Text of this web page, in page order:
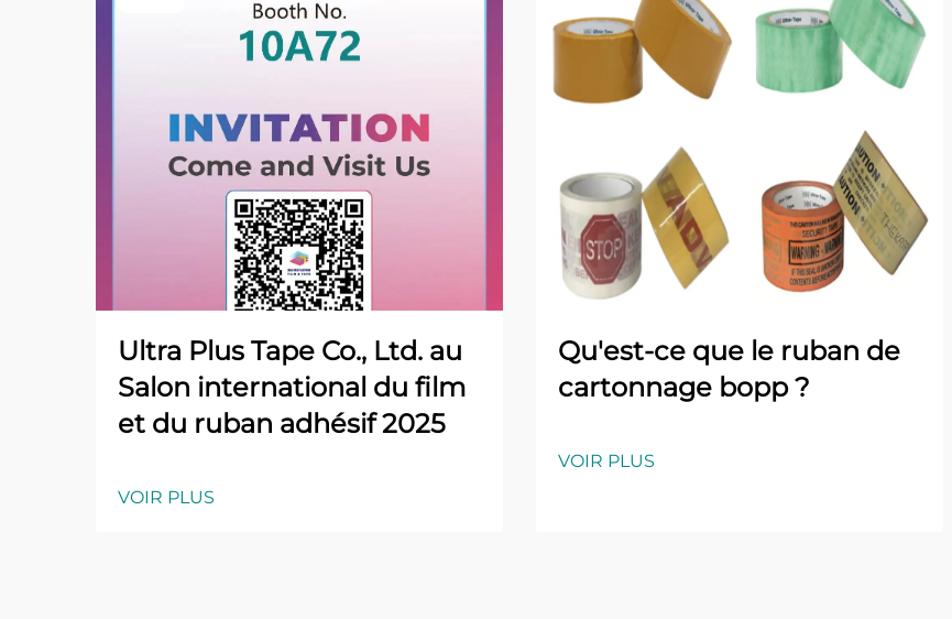
Ultra Plus Tape Co., Ltd. au
Salon international du film
et du ruban adhésif 2025
VOIR PLUS
Qu'est-ce que le ruban de
cartonnage bopp ?
VOIR PLUS